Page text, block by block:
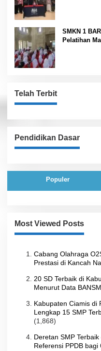
SMKN 1
Pelatihan
Telah Terbit
Pendidikan Dasar
Populer
Most Viewed Posts
Cabang Olahraga
Prestasi di Kancah
20 SD Terbaik di
Menurut Data
Kabupaten Ciamis di
Lengkap 15 SMP
(1,868)
Deretan SMP
Referensi PPDB bagi